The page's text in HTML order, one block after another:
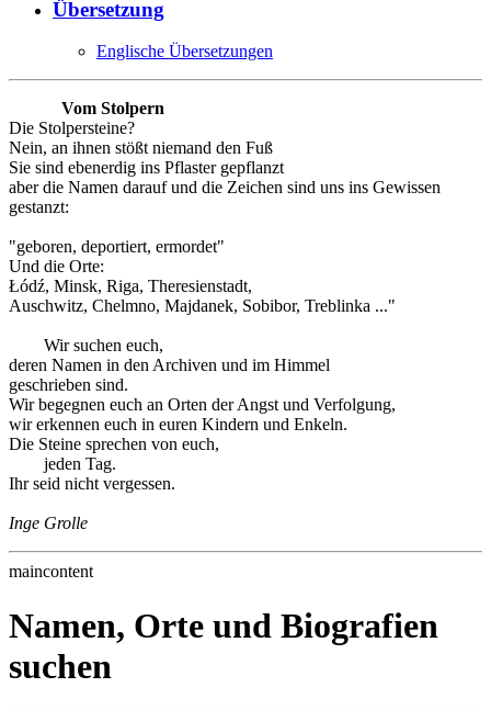
Übersetzung
Englische Übersetzungen
Vom Stolpern
Die Stolpersteine?
Nein, an ihnen stößt niemand den Fuß
Sie sind ebenerdig ins Pflaster gepflanzt
aber die Namen darauf und die Zeichen sind uns ins Gewissen
gestanzt:
"geboren, deportiert, ermordet"
Und die Orte:
Łódź, Minsk, Riga, Theresienstadt,
Auschwitz, Chelmno, Majdanek, Sobibor, Treblinka ..."
Wir suchen euch,
deren Namen in den Archiven und im Himmel
geschrieben sind.
Wir begegnen euch an Orten der Angst und Verfolgung,
wir erkennen euch in euren Kindern und Enkeln.
Die Steine sprechen von euch,
jeden Tag.
Ihr seid nicht vergessen.
Inge Grolle
maincontent
Namen, Orte und Biografien
suchen